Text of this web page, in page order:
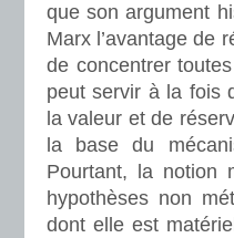
que son argument
Marx l’avantage de
de concentrer
peut servir à la fois
la valeur et de
la base du
Pourtant, la notion
hypothèses non
dont elle est